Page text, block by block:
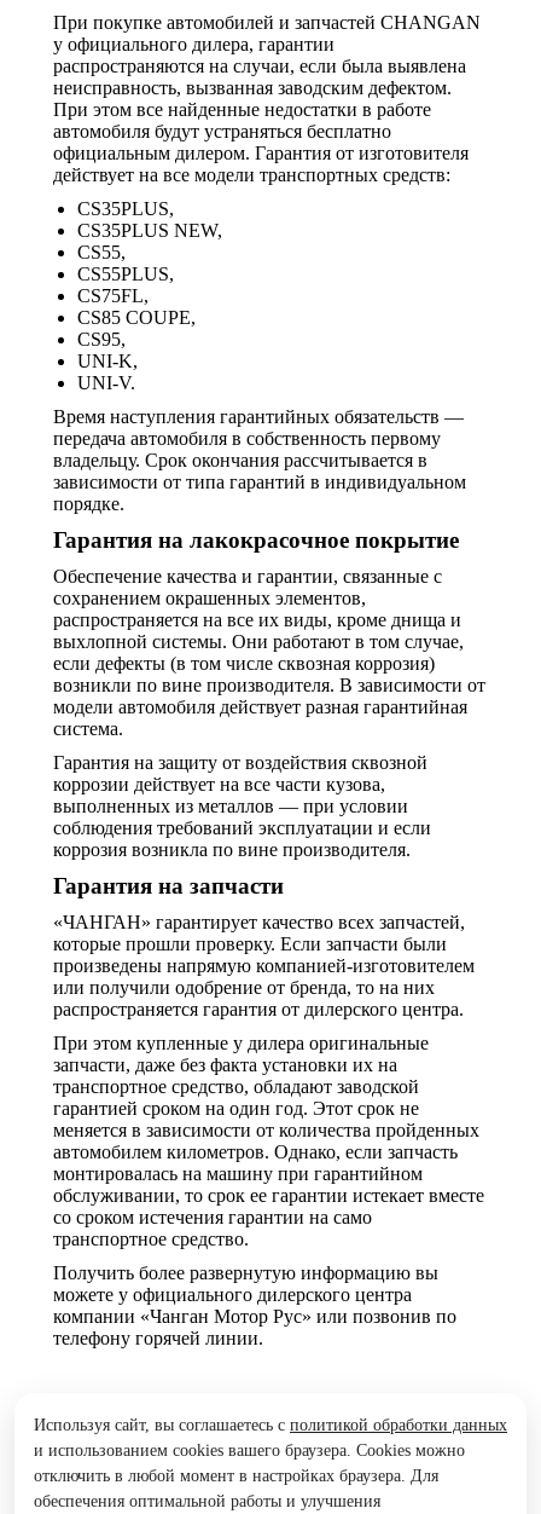
При покупке автомобилей и запчастей CHANGAN
у официального дилера, гарантии
распространяются на случаи, если была выявлена
неисправность, вызванная заводским дефектом.
При этом все найденные недостатки в работе
автомобиля будут устраняться бесплатно
официальным дилером. Гарантия от изготовителя
действует на все модели транспортных средств:
CS35PLUS,
CS35PLUS NEW,
CS55,
CS55PLUS,
CS75FL,
CS85 COUPE,
CS95,
UNI-K,
UNI-V.
Время наступления гарантийных обязательств —
передача автомобиля в собственность первому
владельцу. Срок окончания рассчитывается в
зависимости от типа гарантий в индивидуальном
порядке.
Гарантия на лакокрасочное покрытие
Обеспечение качества и гарантии, связанные с
сохранением окрашенных элементов,
распространяется на все их виды, кроме днища и
выхлопной системы. Они работают в том случае,
если дефекты (в том числе сквозная коррозия)
возникли по вине производителя. В зависимости от
модели автомобиля действует разная гарантийная
система.
Гарантия на защиту от воздействия сквозной
коррозии действует на все части кузова,
выполненных из металлов — при условии
соблюдения требований эксплуатации и если
коррозия возникла по вине производителя.
Гарантия на запчасти
«ЧАНГАН» гарантирует качество всех запчастей,
которые прошли проверку. Если запчасти были
произведены напрямую компанией-изготовителем
или получили одобрение от бренда, то на них
распространяется гарантия от дилерского центра.
При этом купленные у дилера оригинальные
запчасти, даже без факта установки их на
транспортное средство, обладают заводской
гарантией сроком на один год. Этот срок не
меняется в зависимости от количества пройденных
автомобилем километров. Однако, если запчасть
монтировалась на машину при гарантийном
обслуживании, то срок ее гарантии истекает вместе
со сроком истечения гарантии на само
транспортное средство.
Получить более развернутую информацию вы
можете у официального дилерского центра
компании «Чанган Мотор Рус» или позвонив по
телефону горячей линии.
Используя сайт, вы соглашаетесь с политикой обработки данных
и использованием cookies вашего браузера. Cookies можно
отключить в любой момент в настройках браузера. Для
обеспечения оптимальной работы и улучшения